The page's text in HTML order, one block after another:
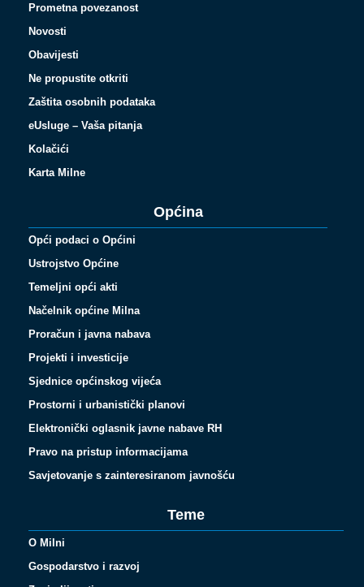
Prometna povezanost
Novosti
Obavijesti
Ne propustite otkriti
Zaštita osobnih podataka
eUsluge – Vaša pitanja
Kolačići
Karta Milne
Općina
Opći podaci o Općini
Ustrojstvo Općine
Temeljni opći akti
Načelnik općine Milna
Proračun i javna nabava
Projekti i investicije
Sjednice općinskog vijeća
Prostorni i urbanistički planovi
Elektronički oglasnik javne nabave RH
Pravo na pristup informacijama
Savjetovanje s zainteresiranom javnošću
Teme
O Milni
Gospodarstvo i razvoj